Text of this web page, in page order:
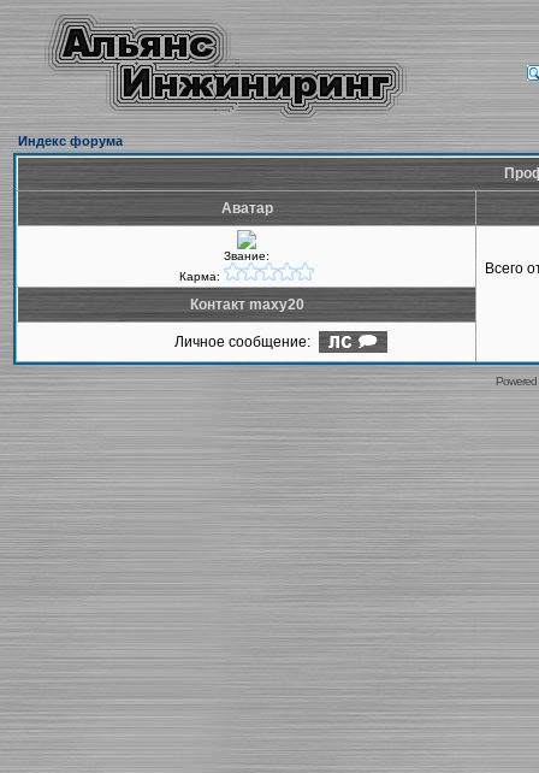
Индекс форума
Аватар
Звание:
Карма:
Всего
Контакт maxy20
Личное сообщение: